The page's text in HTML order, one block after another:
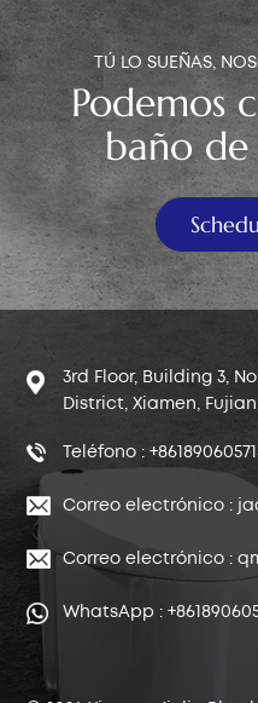
TÚ LO SUEÑAS,
Podemos
baño de
3rd Floor, Building 3,
District, Xiamen,
Teléfono :
Correo electrónico :
Correo electrónico :
WhatsApp :